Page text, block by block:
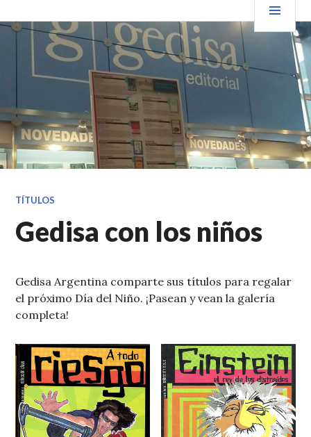
al
contenido.
VENDER+LIBROS NOTICIAS
TÍTULOS
Gedisa con los niños
Gedisa Argentina comparte sus títulos para regalar
el próximo Día del Niño. ¡Pasean y vean la galería
completa!